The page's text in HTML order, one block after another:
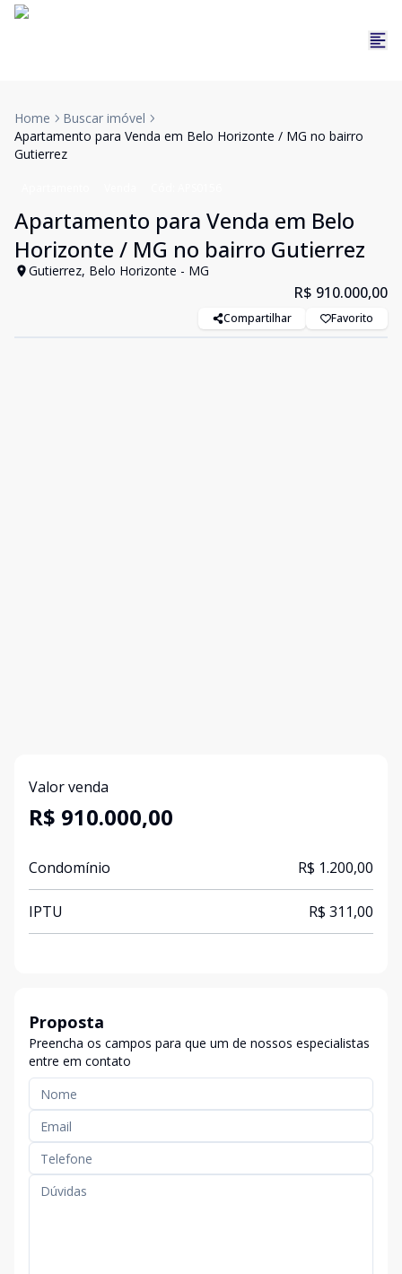
Home
Buscar imóvel
Apartamento para Venda em Belo Horizonte / MG no bairro
Gutierrez
Apartamento para Venda em Belo
Horizonte / MG no bairro Gutierrez
Gutierrez, Belo Horizonte - MG
R$ 910.000,00
Compartilhar Favorito
Valor venda
R$ 910.000,00
Condomínio R$ 1.200,00
IPTU R$ 311,00
Proposta
Preencha os campos para que um de nossos especialistas
entre em contato